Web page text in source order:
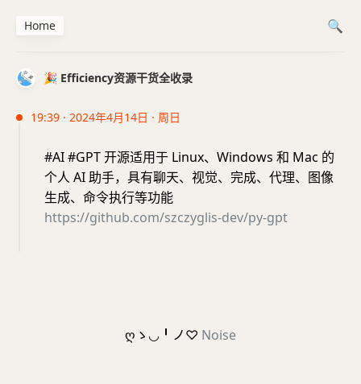
🎉 Efficiency资源干货全收录
19:39 · 2024年4月14日 · 周日
#AI #GPT 开源适用于 Linux、Windows 和 Mac 的
个人 AI 助手，具有聊天、视觉、完成、代理、图像
生成、命令执行等功能
https://github.com/szczyglis-dev/py-gpt
Home
ღゝ◡╹ノ♡ Noise